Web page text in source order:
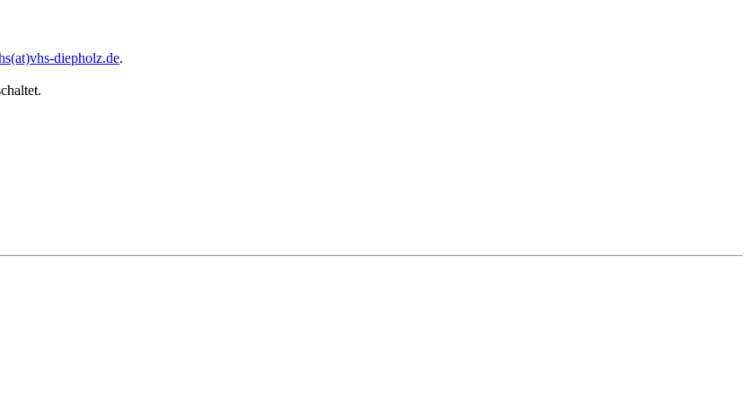
diepholz.de.